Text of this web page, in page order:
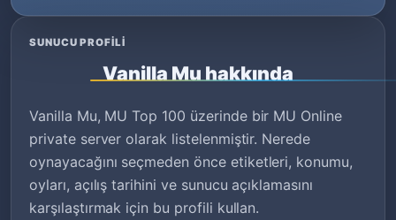
SUNUCU PROFILI
Vanilla Mu hakkında
Vanilla Mu, MU Top 100 üzerinde bir MU Online
private server olarak listelenmiştir. Nerede
oynayacağını seçmeden önce etiketleri, konumu,
oyları, açılış tarihini ve sunucu açıklamasını
karşılaştırmak için bu profili kullan.